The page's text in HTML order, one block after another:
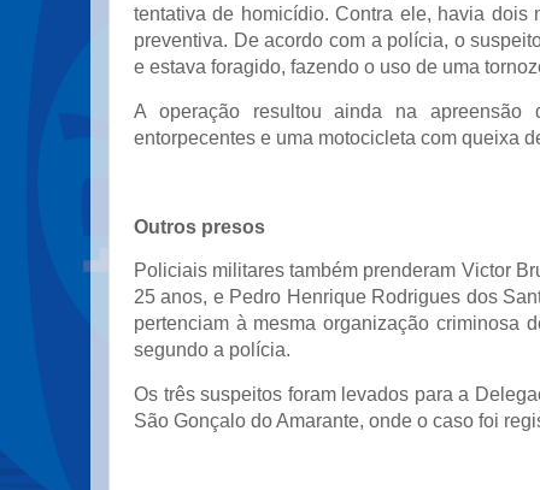
tentativa de homicídio. Contra ele, havia dois
preventiva. De acordo com a polícia, o
e estava foragido, fazendo o uso de uma
A operação resultou ainda na apreensão
entorpecentes e uma motocicleta com queixa
Outros presos
Policiais militares também prenderam Victor
25 anos, e Pedro Henrique Rodrigues dos
pertenciam à mesma organização criminosa
segundo a polícia.
Os três suspeitos foram levados para a
São Gonçalo do Amarante, onde o caso foi